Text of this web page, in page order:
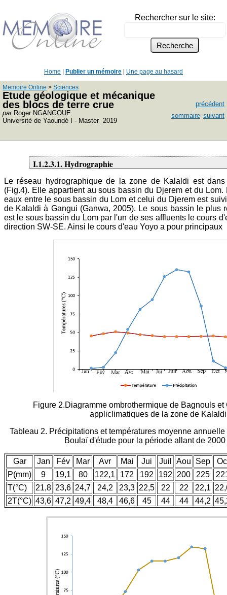
Rechercher sur le site:
Home Publier un mémoire Une page au hasard
Memoire Online > Sciences
Etude géologique et mécanique
des blocs de terre crue
parRoger NGANGOUE
Université de Yaoundé I - Master 2019
précédent
sommaire suivant
I.1.2.3.1. Hydrographie
Le réseau hydrographique de la zone de Kalaldi est
(Fig.4). Elle appartient au sous bassin du Djerem et du
eaux entre le sous bassin du Lom et celui du Djerem est
de Kalaldi à Gangui (Ganwa, 2005). Le sous bassin le plus
est le sous bassin du Lom par l'un de ses affluents le cours
direction SW-SE. Ainsi le cours d'eau Yoyo a pour principaux
Figure 2.Diagramme ombrothermique de Bagnouls et
appliclimatiques de la zone de Kalaldi
Tableau 2. Précipitations et températures moyenne
Boulaï d'étude pour la période allant de
Gar Jan Fév Mar Avr Mai Jui Juil Aou Sep
P(mm)
9 19,1 80 122,1 172 192 192 200 225
T(°C)
21,8 23,6 24,7 24,2 23,3 22,5 22 22 22,1
2T(°C) 43,6 47,2 49,4 48,4 46,6 45 44 44 44,2